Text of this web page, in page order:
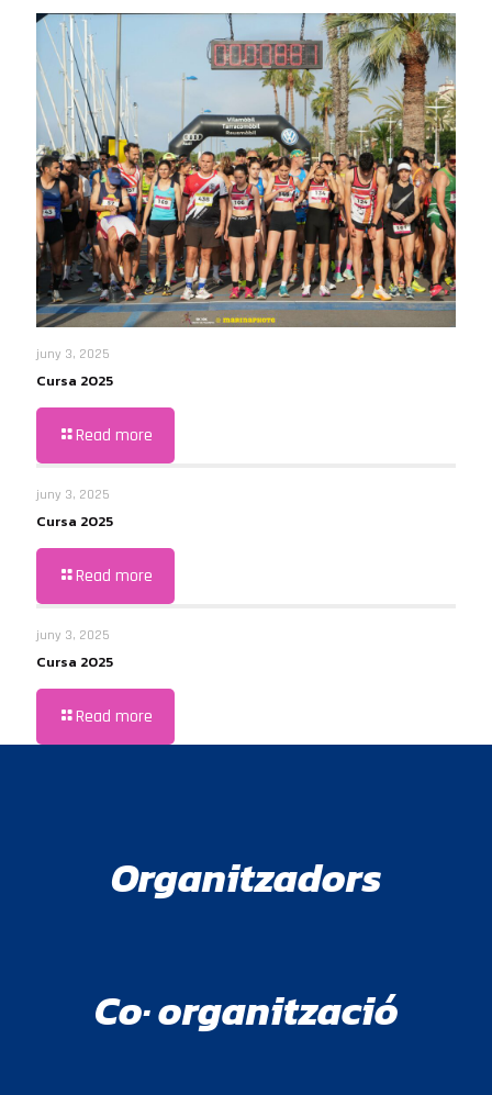
juny 3, 2025
Cursa 2025
Read more
juny 3, 2025
Cursa 2025
Read more
juny 3, 2025
Cursa 2025
Read more
Organitzadors
Co· organització